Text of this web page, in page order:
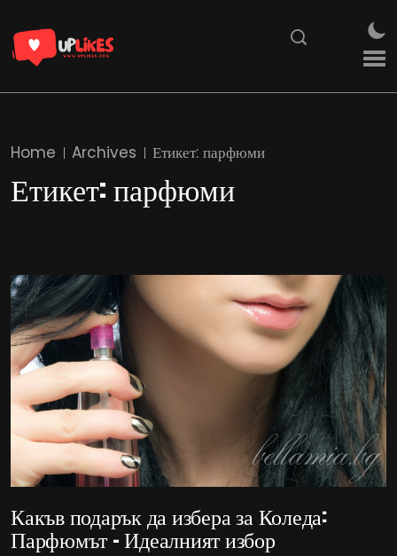
Home Archives Етикет: парфюми
Етикет:парфюми
Какъв подарък да избера за Коледа:
Парфюмът – Идеалният избор